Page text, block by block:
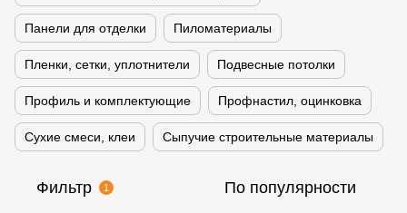
Панели для отделки Пиломатериалы
Пленки, сетки, уплотнители Подвесные потолки
Профиль и комплектующие Профнастил, оцинковка
Сухие смеси, клеи Сыпучие строительные материалы
Фильтр 1 По популярности